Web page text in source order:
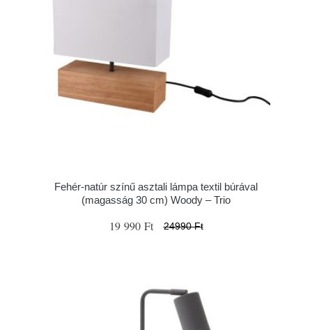
Fehér-natúr színű asztali lámpa textil búrával
(magasság 30 cm) Woody – Trio
19 990 Ft 24990 Ft